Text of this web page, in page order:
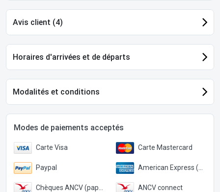
Avis client (4)
Horaires d'arrivées et de départs
Modalités et conditions
Modes de paiements acceptés
Carte Visa Carte Mastercard
Paypal American Express (Paypal)
Chèques ANCV (papier) ANCV connect